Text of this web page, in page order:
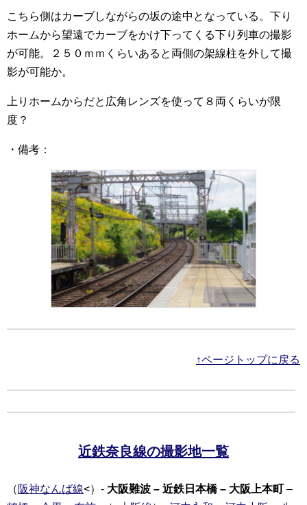
こちら側はカーブしながらの坂の途中となっている。下り
ホームから望遠でカーブをかけ下ってくる下り列車の撮影
が可能。２５０ｍｍくらいあると両側の架線柱を外して撮
影が可能か。
上りホームからだと広角レンズを使って８両くらいが限
度？
・備考：
↑ページトップに戻る
近鉄奈良線の撮影地一覧
（ 阪神なんば線<）- 大阪難波 – 近鉄日本橋 – 大阪上本町–